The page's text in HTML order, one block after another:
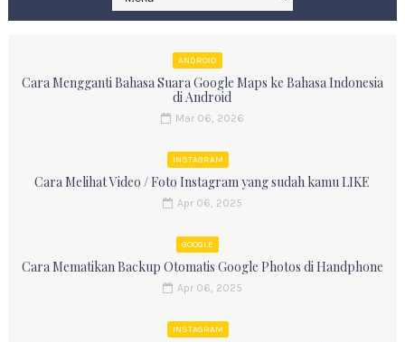
ANDROID
Cara Mengganti Bahasa Suara Google Maps ke Bahasa Indonesia
di Android
Mar 06, 2026
INSTAGRAM
Cara Melihat Video / Foto Instagram yang sudah kamu LIKE
Apr 06, 2025
GOOGLE
Cara Mematikan Backup Otomatis Google Photos di Handphone
Apr 06, 2025
INSTAGRAM